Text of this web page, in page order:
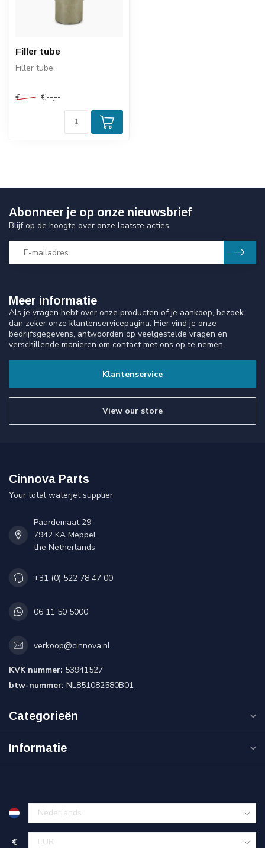
Filler tube
Filler tube
€--,-- €--,--
Meer informatie
Als je vragen hebt over onze producten of je aankoop, bezoek
dan zeker onze klantenservicepagina. Hier vind je onze
bedrijfsgegevens, antwoorden op veelgestelde vragen en
verschillende manieren om contact met ons op te nemen.
Klantenservice
View our store
Abonneer je op onze nieuwsbrief
Blijf op de hoogte over onze laatste acties
Cinnova Parts
Your total waterjet supplier
Paardemaat 29
7942 KA Meppel
the Netherlands
+31 (0) 522 78 47 00
06 11 50 5000
verkoop@cinnova.nl
KVK nummer: 53941527
btw-nummer: NL851082580B01
Categorieën
Informatie
€